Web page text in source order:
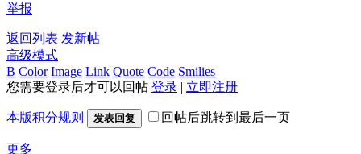
举报
返回列表 发新帖
高级模式
B Color Image Link Quote Code Smilies
您需要登录后才可以回帖 登录 | 立即注册
本版积分规则 发表回复 回帖后跳转到最后一页
更多